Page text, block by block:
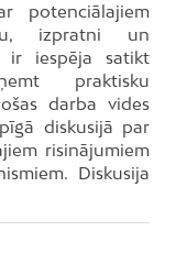
potenciālajiem
izpratni un
ir iespēja satikt
praktisku
darba vides
diskusijā par
risinājumiem
Diskusija